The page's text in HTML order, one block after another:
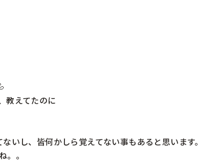
教えてたのに
いし、皆何かしら覚えてない事もあると思います。
。。